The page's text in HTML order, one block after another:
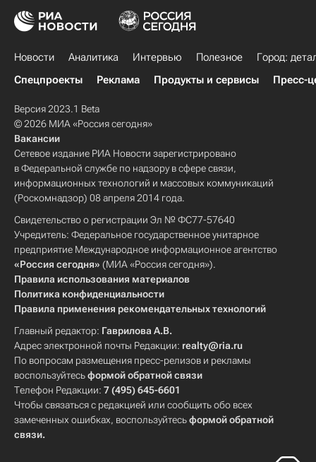
Новости Аналитика Интервью Полезное
Город:
Спецпроекты
Реклама Продукты и сервисы Пресс-
Версия 2023.1 Beta
© 2026 МИА «Россия сегодня»
Вакансии
Сетевое издание РИА Новости зарегистрировано
в Федеральной службе по надзору в сфере связи,
информационных технологий и массовых коммуникаций
(Роскомнадзор) 08 апреля 2014 года.
Свидетельство о регистрации Эл № ФС77-57640
Учредитель: Федеральное государственное унитарное
предприятие Международное информационное агентство
«Россия сегодня» (МИА «Россия сегодня»).
Правила использования материалов
Политика конфиденциальности
Правила применения рекомендательных технологий
Главный редактор: Гаврилова А.В.
Адрес электронной почты Редакции: realty@ria.ru
По вопросам размещения пресс-релизов и рекламы
воспользуйтесьформой обратной связи
Телефон Редакции: 7 (495) 645-6601
Чтобы связаться с редакцией или сообщить обо всех
замеченных ошибках, воспользуйтесьформой обратной
связи.